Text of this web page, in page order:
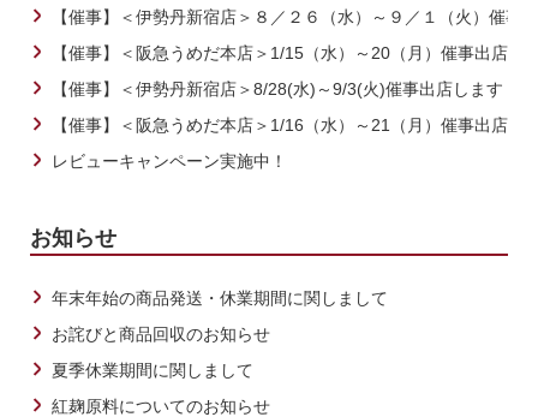
【催事】＜伊勢丹新宿店＞８／２６（水）～９／１（火）催事
【催事】＜阪急うめだ本店＞1/15（水）～20（月）催事出店し
【催事】＜伊勢丹新宿店＞8/28(水)～9/3(火)催事出店します
【催事】＜阪急うめだ本店＞1/16（水）～21（月）催事出店し
レビューキャンペーン実施中！
お知らせ
年末年始の商品発送・休業期間に関しまして
お詫びと商品回収のお知らせ
夏季休業期間に関しまして
紅麹原料についてのお知らせ